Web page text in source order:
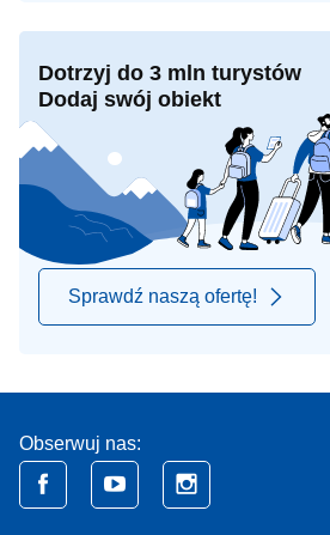
Dotrzyj do 3 mln turystów
Dodaj swój obiekt
Sprawdź naszą ofertę!
Obserwuj nas: